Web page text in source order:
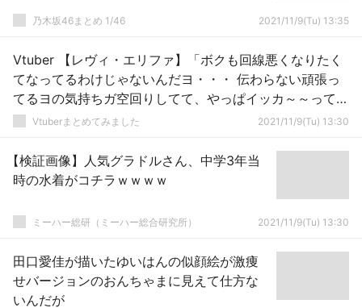
乃木坂46まとめ 1/46 2021/11/9(Tu) 13:35
Vtuber 【レヴィ・エリファ】「ボクも回線悪くなりたく
てなってるわけじゃないんだヨ・・・ 伝わらない頑張っ
てるヨの気持ちガ空回りしてて、やっぱイッカ～～ってな
ってるんだけどそうも言ってられないかラもうちょっと待
Vtuberまとめてみました 2021/11/9(Tu) 13:30
【検証画像】人気グラドルさん、中学3年当
時の水着がコチラｗｗｗｗ
ミーハー総研（ミーハー総合研究所） 2021/11/9(Tu) 13:30
田口愛佳が描いたゆいはんの似顔絵が激痩
せバージョンのおんちゃまに見えて仕方な
いんだが